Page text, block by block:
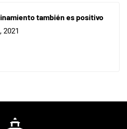
también es positivo
2021